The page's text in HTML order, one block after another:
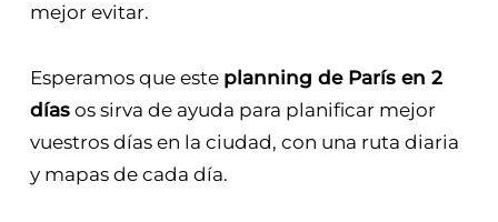
mejor evitar.
Esperamos que este planning de París en 2
díasos sirva de ayuda para planificar mejor
vuestros días en la ciudad, con una ruta diaria
y mapas de cada día.